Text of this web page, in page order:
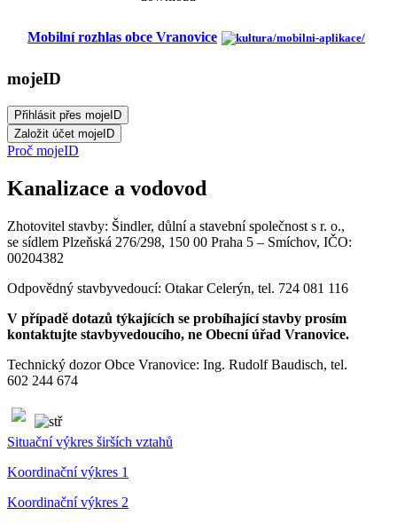
Mobilní rozhlas obce Vranovice
mojeID
Proč mojeID
Kanalizace a vodovod
Zhotovitel stavby: Šindler, důlní a stavební společnost s r. o.,
se sídlem Plzeňská 276/298, 150 00 Praha 5 – Smíchov, IČO:
00204382
Odpovědný stavbyvedoucí: Otakar Celerýn, tel. 724 081 116
V případě dotazů týkajících se probíhající stavby prosím
kontaktujte stavbyvedoucího, ne Obecní úřad Vranovice.
Technický dozor Obce Vranovice: Ing. Rudolf Baudisch, tel.
602 244 674
Situační výkres širších vztahů
Koordinační výkres 1
Koordinační výkres 2